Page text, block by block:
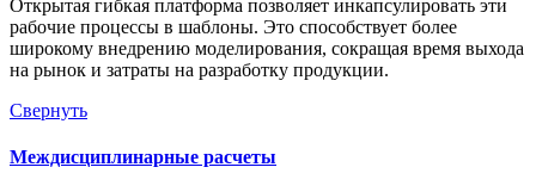
Открытая гибкая платформа позволяет инкапсулировать эти
рабочие процессы в шаблоны. Это способствует более
широкому внедрению моделирования, сокращая время выхода
на рынок и затраты на разработку продукции.
Свернуть
Междисциплинарные расчеты